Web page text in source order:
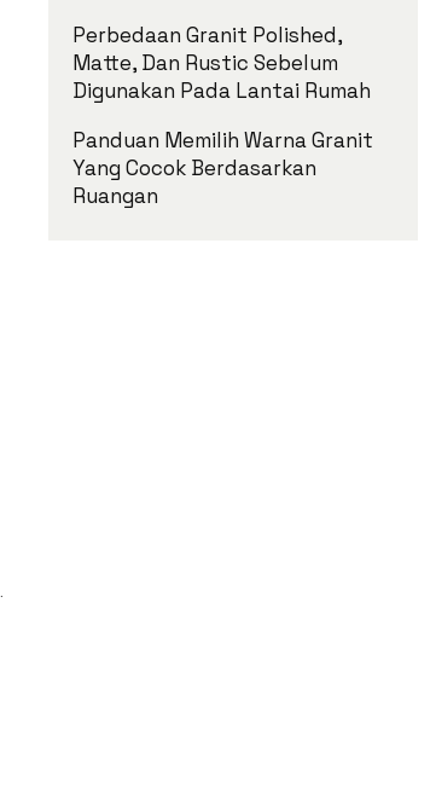
Perbedaan Granit Polished,
Matte, Dan Rustic Sebelum
Digunakan Pada Lantai Rumah
Panduan Memilih Warna Granit
Yang Cocok Berdasarkan
Ruangan